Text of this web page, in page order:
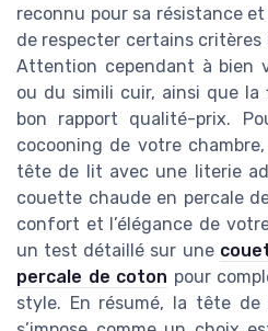
reconnu pour sa résistance
de respecter certains
Attention cependant à bien
ou du simili cuir, ainsi que
bon rapport qualité-prix.
cocooning de votre
tête de lit avec une literie
couette chaude en percale
confort et l’élégance de
un test détaillé sur une
percale de coton pour
style. En résumé, la tête